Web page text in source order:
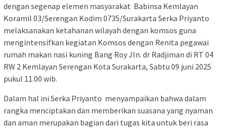
dengan segenap elemen masyarakat Babinsa Kemlayan
Koramil 03/Serengan Kodim 0735/Surakarta Serka Priyanto
melaksanakan ketahanan wilayah dengan komsos guna
mengintensifkan kegiatan Komsos dengan Renita pegawai
rumah makan nasi kuning Bang Roy Jln. dr Radjiman di RT 04
RW 2 Kemlayan Serengan Kota Surakarta, Sabtu 09 juni 2025
pukul 11.00 wib.
Dalam hal ini Serka Priyanto menyampaikan bahwa dalam
rangka menciptakan dan memberikan suasana yang nyaman
dan aman merupakan bagian dari tugas kita untuk beri rasa